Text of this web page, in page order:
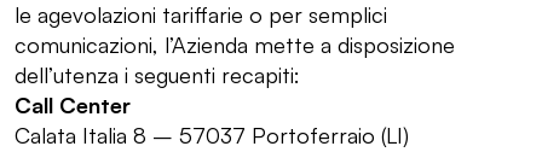
le agevolazioni tariffarie o per semplici
comunicazioni, l’Azienda mette a disposizione
dell’utenza i seguenti recapiti:
Call Center
Calata Italia 8 – 57037 Portoferraio (LI)